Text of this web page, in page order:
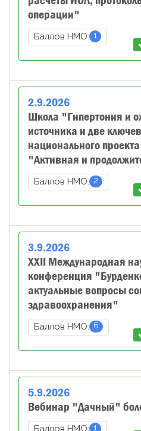
операции"
Баллов НМО: 1
2.9.2026
Школа "Гипертония и
источника и две
национального
"Активная и
Баллов НМО: 2
3.9.2026
XXII Международная
конференция
актуальные вопросы
здравоохранения"
Баллов НМО: 6
5.9.2026
Вебинар "Дачный"
Баллов НМО: 1